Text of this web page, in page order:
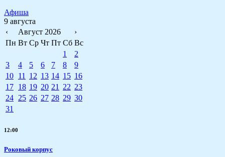
Афиша
9 августа
‹
Август 2026
›
Пн Вт Ср Чт Пт Сб Вс
1
2
3
4 5 6 7 8
9
10 11 12 13 14 15 16
17 18 19 20 21 22 23
24 25 26 27 28 29 30
31
12:00
Роковый корпус